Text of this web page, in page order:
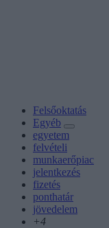
Felsőoktatás
Egyéb
egyetem
felvételi
munkaerőpiac
jelentkezés
fizetés
ponthatár
jövedelem
+4